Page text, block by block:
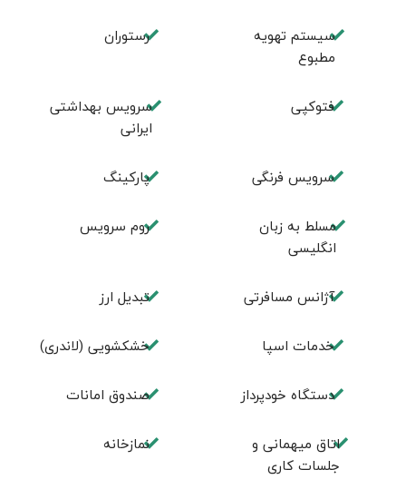
سیستم تهویه
مطبوع
رستوران
فتوکپی
سرویس بهداشتی
ایرانی
سرویس فرنگی پاركينگ
مسلط به زبان
انگليسی
روم سرويس
آژانس مسافرتی تبديل ارز
خدمات اسپا خشکشویی (لاندری)
دستگاه خودپرداز صندوق امانات
اتاق میهمانی و
جلسات کاری
نمازخانه